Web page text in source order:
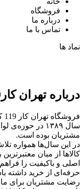
فروشگاه
درباره ما
تماس با ما
نماد ها
درباره تهران کار119
سال ۱۳۸۹ در
مشتریان بوده است.
در این سال‌ها همواره
کالاها از میان
اصلی و باکیفیت را
حرفه‌ای از خرید داشته
رضایت مشتریان برای